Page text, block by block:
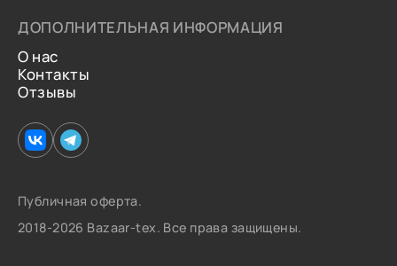
ДОПОЛНИТЕЛЬНАЯ ИНФОРМАЦИЯ
О нас
Контакты
Отзывы
Публичная оферта.
2018-2026 Bazaar-tex. Все права защищены.